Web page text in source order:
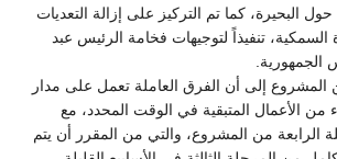
حول البحيرة، كما تم التركيز على إزالة التعديات
السمكية، تنفيذاً لتوجيهات فخامة الرئيس عبد
الجمهورية.
المشروع إلى أن الفرق العاملة تعمل على مدار
من الأعمال المتبقية في الوقت المحدد، مع
الرابعة من المشروع، والتي من المقرر أن يتم